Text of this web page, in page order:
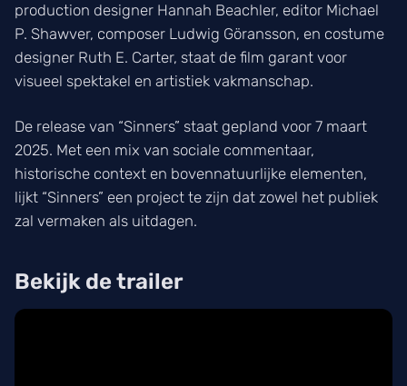
production designer Hannah Beachler, editor Michael
P. Shawver, composer Ludwig Göransson, en costume
designer Ruth E. Carter, staat de film garant voor
visueel spektakel en artistiek vakmanschap.
De release van “Sinners” staat gepland voor 7 maart
2025. Met een mix van sociale commentaar,
historische context en bovennatuurlijke elementen,
lijkt “Sinners” een project te zijn dat zowel het publiek
zal vermaken als uitdagen.
Bekijk de trailer